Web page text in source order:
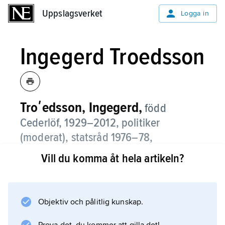
Uppslagsverket Logga in
Ingegerd Troedsson
Troʹedsson, Ingegerd, född
Cederlöf, 1929–2012, politiker
(moderat), statsråd 1976–78,
riksdagsledamot 1974–94, förste vice
talman 1979–91, talman 1991–94.
skattefrågor och sociala frågor, särskilt
Vill du komma åt hela artikeln?
Objektiv och pålitlig kunskap.